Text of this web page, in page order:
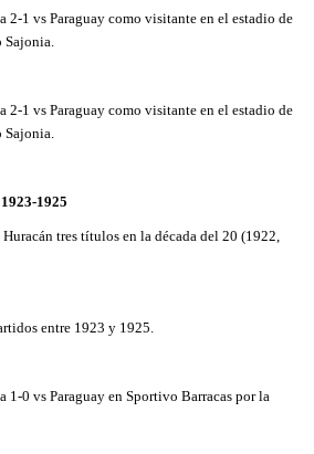
2-1 vs Paraguay como visitante en el estadio de
Sajonia.
2-1 vs Paraguay como visitante en el estadio de
Sajonia.
1925
tres títulos en la década del 20 (1922,
entre 1923 y 1925.
1-0 vs Paraguay en Sportivo Barracas por la